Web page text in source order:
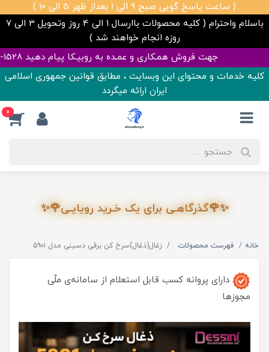
( ساعت پاسخ گویی صبح 9 الی 1 بعداز ظهر 5 الی 10 )
باسلام واحترام ( کلیه محصولات باارسال 1 الی 4 روز وتحویل 3 الی 7
روزه انجام خواهند شد )
همـکاری و عمـده به روبیـکا پیام دهید 1528-945-0992 | تمامی قیمت ها آپدیت هست ✅
کلیه خدمات و محتوای این وبسایت ، مطابق قوانین جمهوری اسلامی
ایران ارائه میگردد
0
✨🌹گذرگاهـی برای یک خـرید رویایـی🌹✨
خانه فهرست محصولات زغال(ذغال)سرخ کن برقی دسینی مدل ۵۹۰۱
دارای پروانه کسب قابل استعلام از سامانه‌ی ملّی
مجوزها